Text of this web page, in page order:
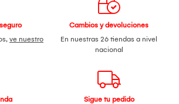
ve nuestro
Cambios y devoluciones
En nuestras 26 tiendas a nivel
nacional
Sigue tu pedido